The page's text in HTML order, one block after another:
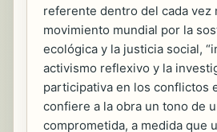
referente dentro del cada vez
movimiento mundial por la
ecológica y la justicia social,
activismo reflexivo y la
participativa en los conflictos
confiere a la obra un tono de
comprometida, a medida que